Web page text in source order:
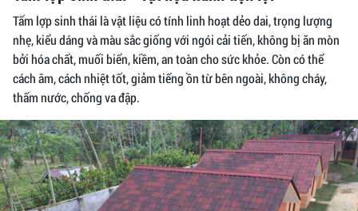
Tấm lợp sinh thái là vật liệu có tính linh hoạt dẻo dai, trọng lượng
nhẹ, kiểu dáng và màu sắc giống với ngói cải tiến, không bị ăn mòn
bởi hóa chất, muối biển, kiềm, an toàn cho sức khỏe. Còn có thể
cách âm, cách nhiệt tốt, giảm tiếng ồn từ bên ngoài, không cháy,
thấm nước, chống va đập.